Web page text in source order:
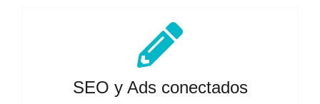
SEO y Ads conectados